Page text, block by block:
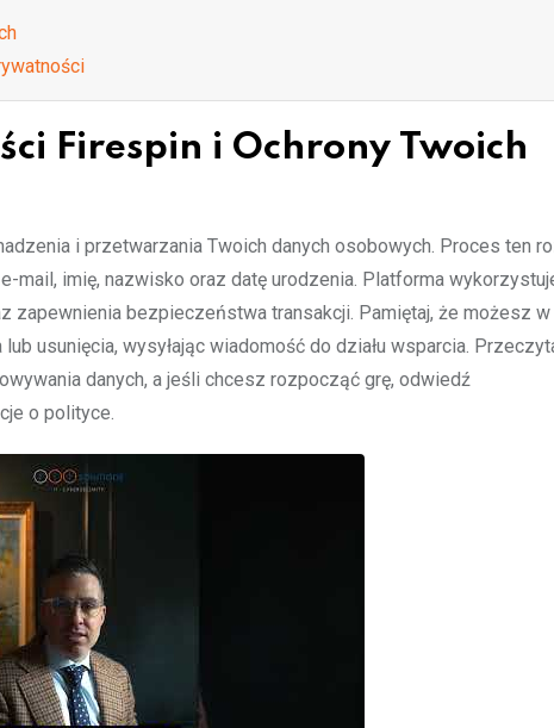
Firespin i Ochrony Twoich
i przetwarzania Twoich danych osobowych. Proces ten
mail, imię, nazwisko oraz datę urodzenia. Platforma
zapewnienia bezpieczeństwa transakcji. Pamiętaj, że możesz w
usunięcia, wysyłając wiadomość do działu wsparcia.
danych, a jeśli chcesz rozpocząć grę, odwiedź
o polityce.